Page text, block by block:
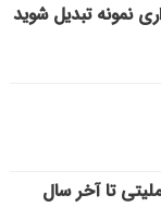
نمونه تبدیل شوید
تا آخر سال